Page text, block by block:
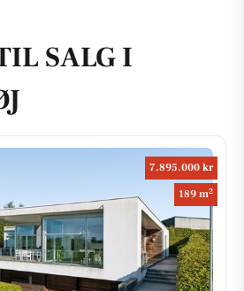
SALG I
7.895.000 kr
189 m2